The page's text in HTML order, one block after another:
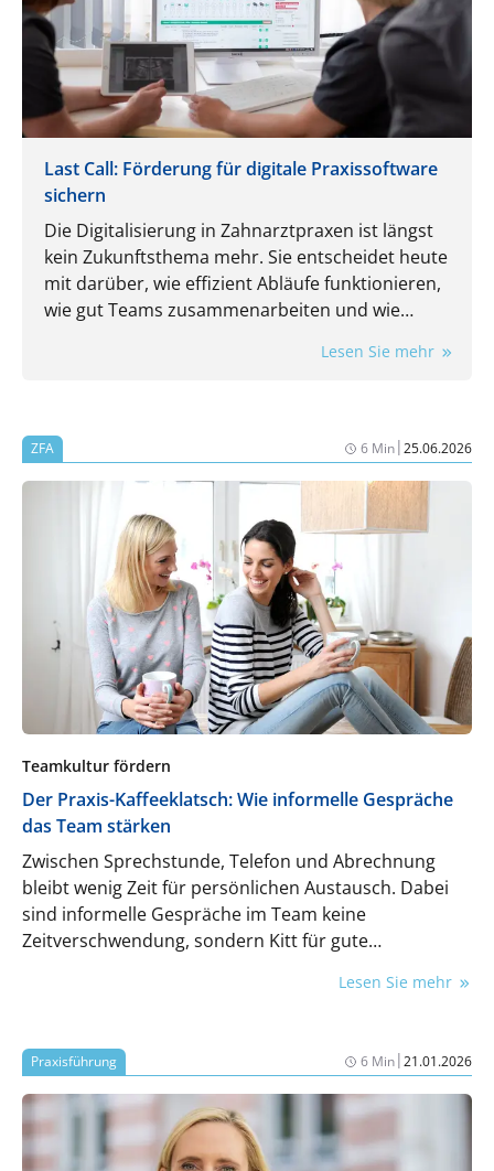
Last Call: Förderung für digitale Praxissoftware
sichern
Die Digitalisierung in Zahnarztpraxen ist längst
kein Zukunftsthema mehr. Sie entscheidet heute
mit darüber, wie effizient Abläufe funktionieren,
wie gut Teams zusammenarbeiten und wie
Lesen Sie mehr
ZFA 6 Min|25.06.2026
Teamkultur fördern
Der Praxis-Kaffeeklatsch: Wie informelle Gespräche
das Team stärken
Zwischen Sprechstunde, Telefon und Abrechnung
bleibt wenig Zeit für persönlichen Austausch. Dabei
sind informelle Gespräche im Team keine
Zeitverschwendung, sondern Kitt für gute
Lesen Sie mehr
Praxisführung 6 Min|21.01.2026